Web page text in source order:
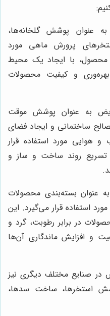
عنوان پوشش گلخانه‌ها،
پرورش ماهی مورد
محصول، با ایجاد یک محیط
و کیفیت محصولات
به عنوان پوشش موقت
ساختمانی و ایجاد فضای
هوایی مورد استفاده قرار
تسریع روند ساخت و ساز و
عنوان بسته‌بندی محصولات
استفاده قرار می‌گیرد. این
در برابر رطوبت، گرد و
و افزایش ماندگاری آن‌ها
در صنایع مختلف دیگری نیز
استخرها، ساخت سدها،